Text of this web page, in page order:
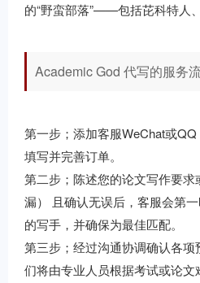
的“野蛮部落”——包括芘科特人
Academic God 代写的服务
第一步；添加客服WeChat或QQ
填写并完善订单。
第二步；陈述您的论文写作要
漏） 且确认无误后，客服会第
的写手，并确保为最佳匹配。
第三步；经过沟通协调确认各
们将由专业人员根据考试或论